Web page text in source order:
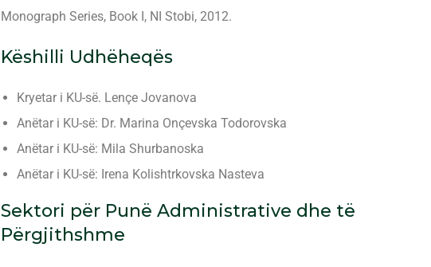
Monograph Series, Book I, NI Stobi, 2012.
Këshilli Udhëheqës
Kryetar i KU-së. Lençe Jovanova
Anëtar i KU-së: Dr. Marina Onçevska Todorovska
Anëtar i KU-së: Mila Shurbanoska
Anëtar i KU-së: Irena Kolishtrkovska Nasteva
Sektori për Punë Administrative dhe të
Përgjithshme